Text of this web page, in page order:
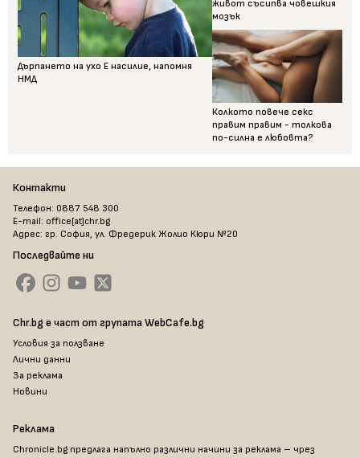
Дърпането на ухо Е насилие, напомня
НМД
живот съсипва човешкия
мозък
Колкото повече секс
правим правим - толкова
по-силна е любовта?
Контакти
Телефон: 0887 548 300
E-mail: office[at]chr.bg
Адрес: гр. София, ул. Фредерик Жолио Кюри №20
Последвайте ни
Chr.bg е част от групата WebCafe.bg
Условия за ползване
Лични данни
За реклама
Новини
Реклама
Chronicle.bg предлага напълно различни начини за реклама – чрез